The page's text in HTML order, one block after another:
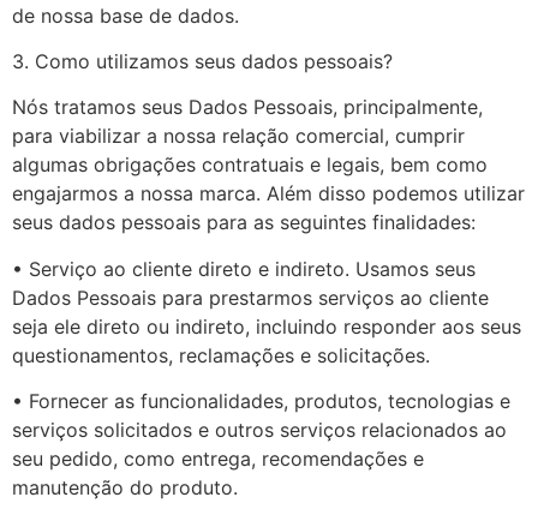
de nossa base de dados.
3. Como utilizamos seus dados pessoais?
Nós tratamos seus Dados Pessoais, principalmente,
para viabilizar a nossa relação comercial, cumprir
algumas obrigações contratuais e legais, bem como
engajarmos a nossa marca. Além disso podemos utilizar
seus dados pessoais para as seguintes finalidades:
• Serviço ao cliente direto e indireto. Usamos seus
Dados Pessoais para prestarmos serviços ao cliente
seja ele direto ou indireto, incluindo responder aos seus
questionamentos, reclamações e solicitações.
• Fornecer as funcionalidades, produtos, tecnologias e
serviços solicitados e outros serviços relacionados ao
seu pedido, como entrega, recomendações e
manutenção do produto.